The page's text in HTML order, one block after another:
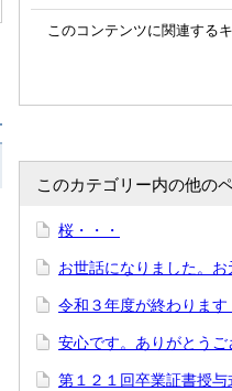
このコンテンツに関連する
このカテゴリー内の他の
桜・・・
お世話になりました。
令和３年度が終わ
安心です。ありがとう
第１２１回卒業証書授与